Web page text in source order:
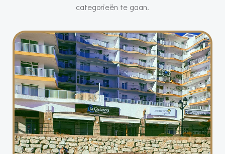
categorieën te gaan.